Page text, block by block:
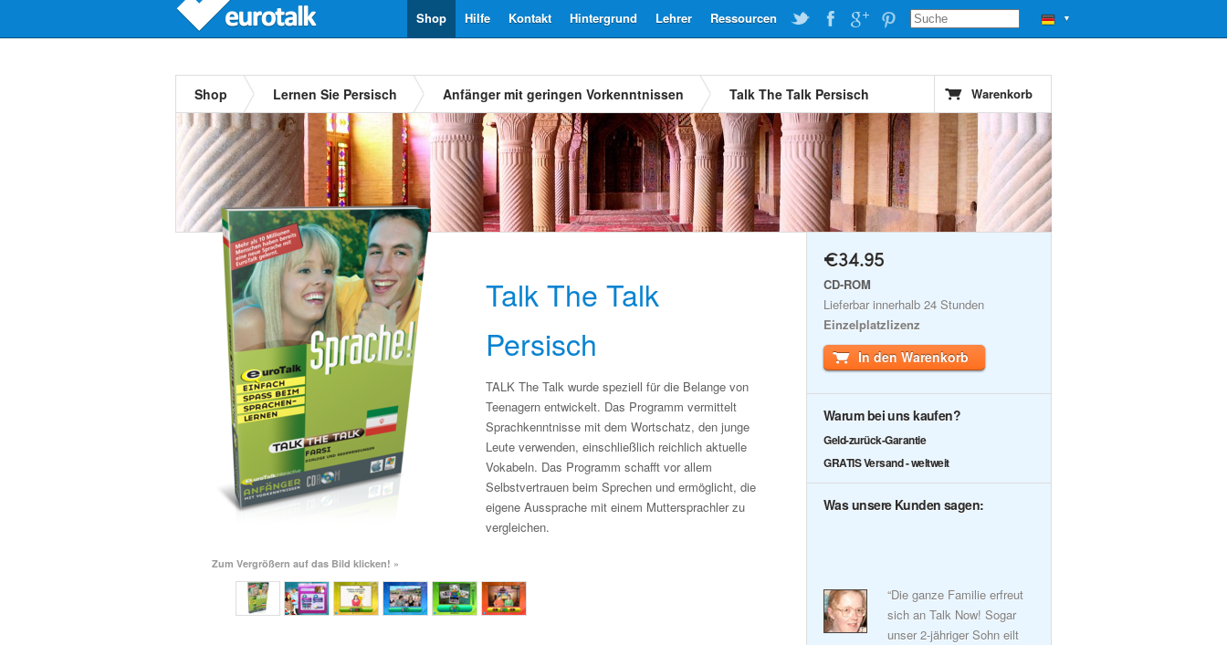
▼
Ressourcen
Lehrer
Hintergrund
Kontakt
Hilfe
Shop
Shop Lernen Sie Persisch Anfänger mit geringen Vorkenntnissen Talk The Talk Persisch Warenkorb
Talk The Talk
Persisch
TALK The Talk wurde speziell für die Belange von
Teenagern entwickelt. Das Programm vermittelt
Sprachkenntnisse mit dem Wortschatz, den junge
Leute verwenden, einschließlich reichlich aktuelle
Vokabeln. Das Programm schafft vor allem
Selbstvertrauen beim Sprechen und ermöglicht, die
eigene Aussprache mit einem Muttersprachler zu
vergleichen.
Zum Vergrößern auf das Bild klicken! »
€34.95
CD-ROM
Lieferbar innerhalb 24 Stunden
Einzelplatzlizenz
In den Warenkorb
Warum bei uns kaufen?
Geld-zurück-Garantie
GRATIS Versand - weltweit
Was unsere Kunden sagen:
“Die ganze Familie erfreut
sich an Talk Now! Sogar
unser 2-jähriger Sohn eilt